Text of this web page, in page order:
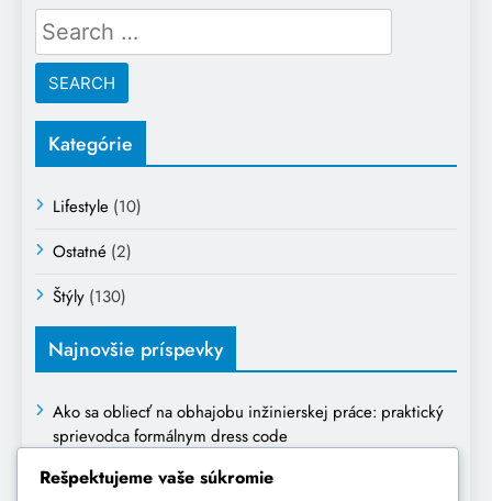
Search
for:
Kategórie
Lifestyle (10)
Ostatné (2)
Štýly (130)
Najnovšie príspevky
Ako sa obliecť na obhajobu inžinierskej práce: praktický
sprievodca formálnym dress code
Čo obuť do klubu: Kompletný sprievodca výberom
Rešpektujeme vaše súkromie